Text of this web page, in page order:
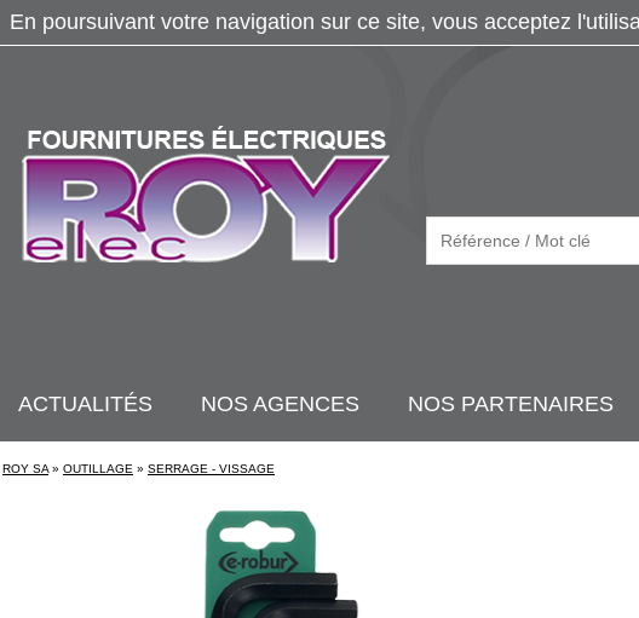
ACTUALITÉS NOS AGENCES NOS PARTENAIRES
ROY SA » OUTILLAGE » SERRAGE - VISSAGE
En poursuivant votre navigation sur ce site, vous acceptez